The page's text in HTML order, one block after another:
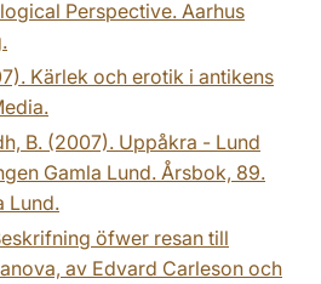
Perspective. Aarhus
Kärlek och erotik i antikens
B. (2007). Uppåkra - Lund
Gamla Lund. Årsbok, 89.
Lund.
öfwer resan till
av Edvard Carleson och